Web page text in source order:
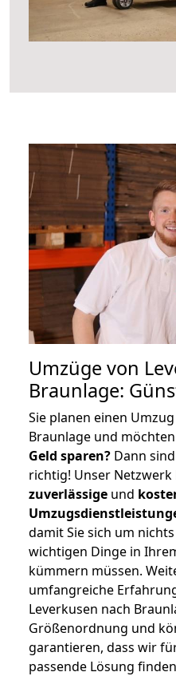
Umzüge von
Braunlage:
Sie planen einen
Braunlage und
Geld sparen? Dann
richtig! Unser
zuverlässige und
damit Sie sich um
wichtigen Dinge in
kümmern müssen.
umfangreiche
Leverkusen nach
Größenordnung und
garantieren, dass wir
passende Lösung